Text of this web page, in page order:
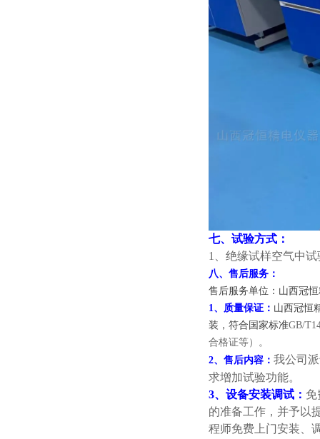
七、试验方式：
1、绝缘试样空气中试
八、售后服务：
售后服务单位：山西冠
1、质量保证： 山西冠恒
装，符合国家标准GB/
合格证等）。
2、售后内容： 我公司
求增加试验功能。
3、设备安装调试： 免
的准备工作，并予以
程师免费上门安装、